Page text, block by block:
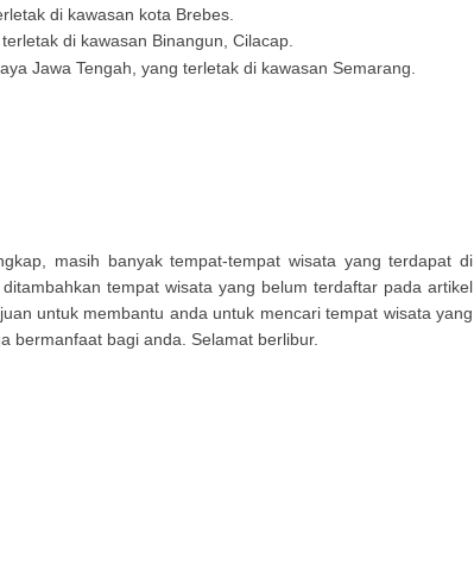
di kawasan kota Brebes.
di kawasan Binangun, Cilacap.
Jawa Tengah, yang terletak di kawasan Semarang.
masih banyak tempat-tempat wisata yang terdapat di
tempat wisata yang belum terdaftar pada artikel
untuk membantu anda untuk mencari tempat wisata yang
bermanfaat bagi anda. Selamat berlibur.